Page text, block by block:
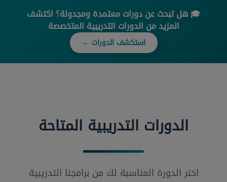
🎓 هل تبحث عن دورات معتمدة ومجدولة؟ اكتشف
المزيد من الدورات التدريبية المتخصصة
استكشف الدورات ←
الدورات التدريبية المتاحة
اختر الدورة المناسبة لك من برامجنا التدريبية